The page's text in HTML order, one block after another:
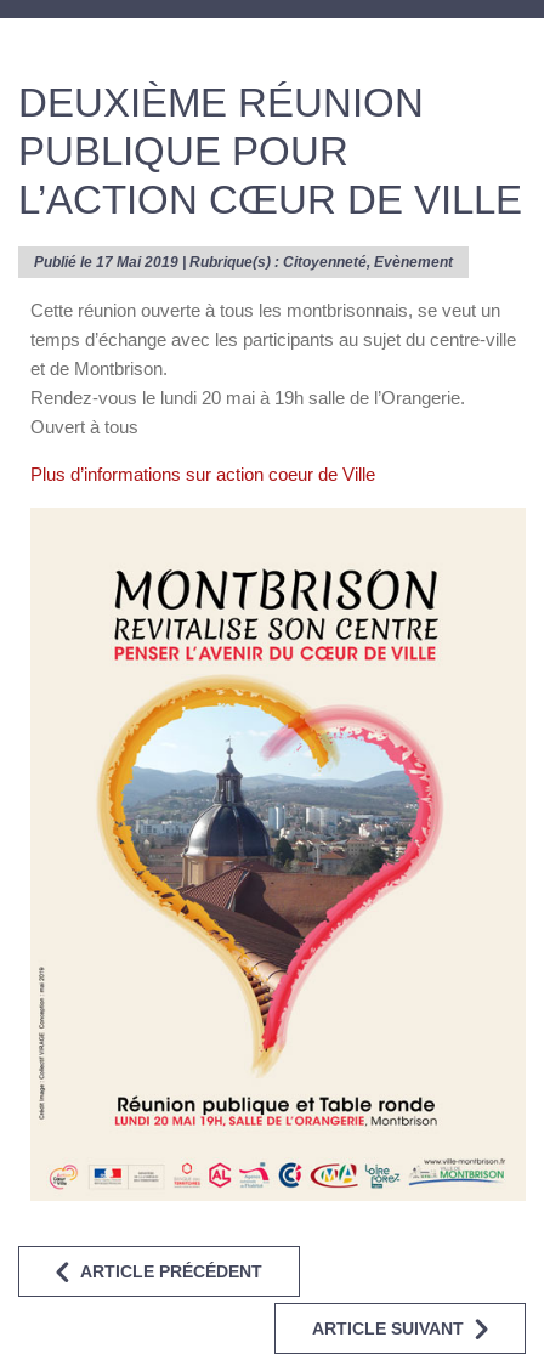
DEUXIÈME RÉUNION
PUBLIQUE POUR
L’ACTION CŒUR DE VILLE
Publié le 17 Mai 2019 | Rubrique(s) : Citoyenneté, Evènement
Cette réunion ouverte à tous les montbrisonnais, se veut un
temps d’échange avec les participants au sujet du centre-ville
et de Montbrison.
Rendez-vous le lundi 20 mai à 19h salle de l’Orangerie.
Ouvert à tous
Plus d’informations sur action coeur de Ville
ARTICLE PRÉCÉDENT
ARTICLE SUIVANT